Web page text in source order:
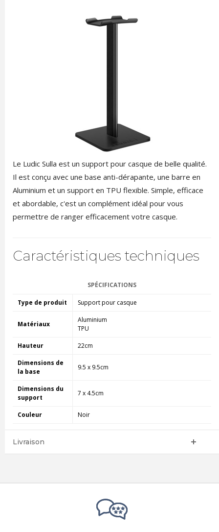
Le Ludic Sulla est un support pour casque de belle qualité.
Il est conçu avec une base anti-dérapante, une barre en
Aluminium et un support en TPU flexible. Simple, efficace
et abordable, c'est un complément idéal pour vous
permettre de ranger efficacement votre casque.
Caractéristiques techniques
SPÉCIFICATIONS
Type de produit Support pour casque
Matériaux
Aluminium
TPU
Hauteur 22cm
Dimensions de
la base
9.5 x 9.5cm
Dimensions du
support
7 x 4.5cm
Couleur Noir
Livraison